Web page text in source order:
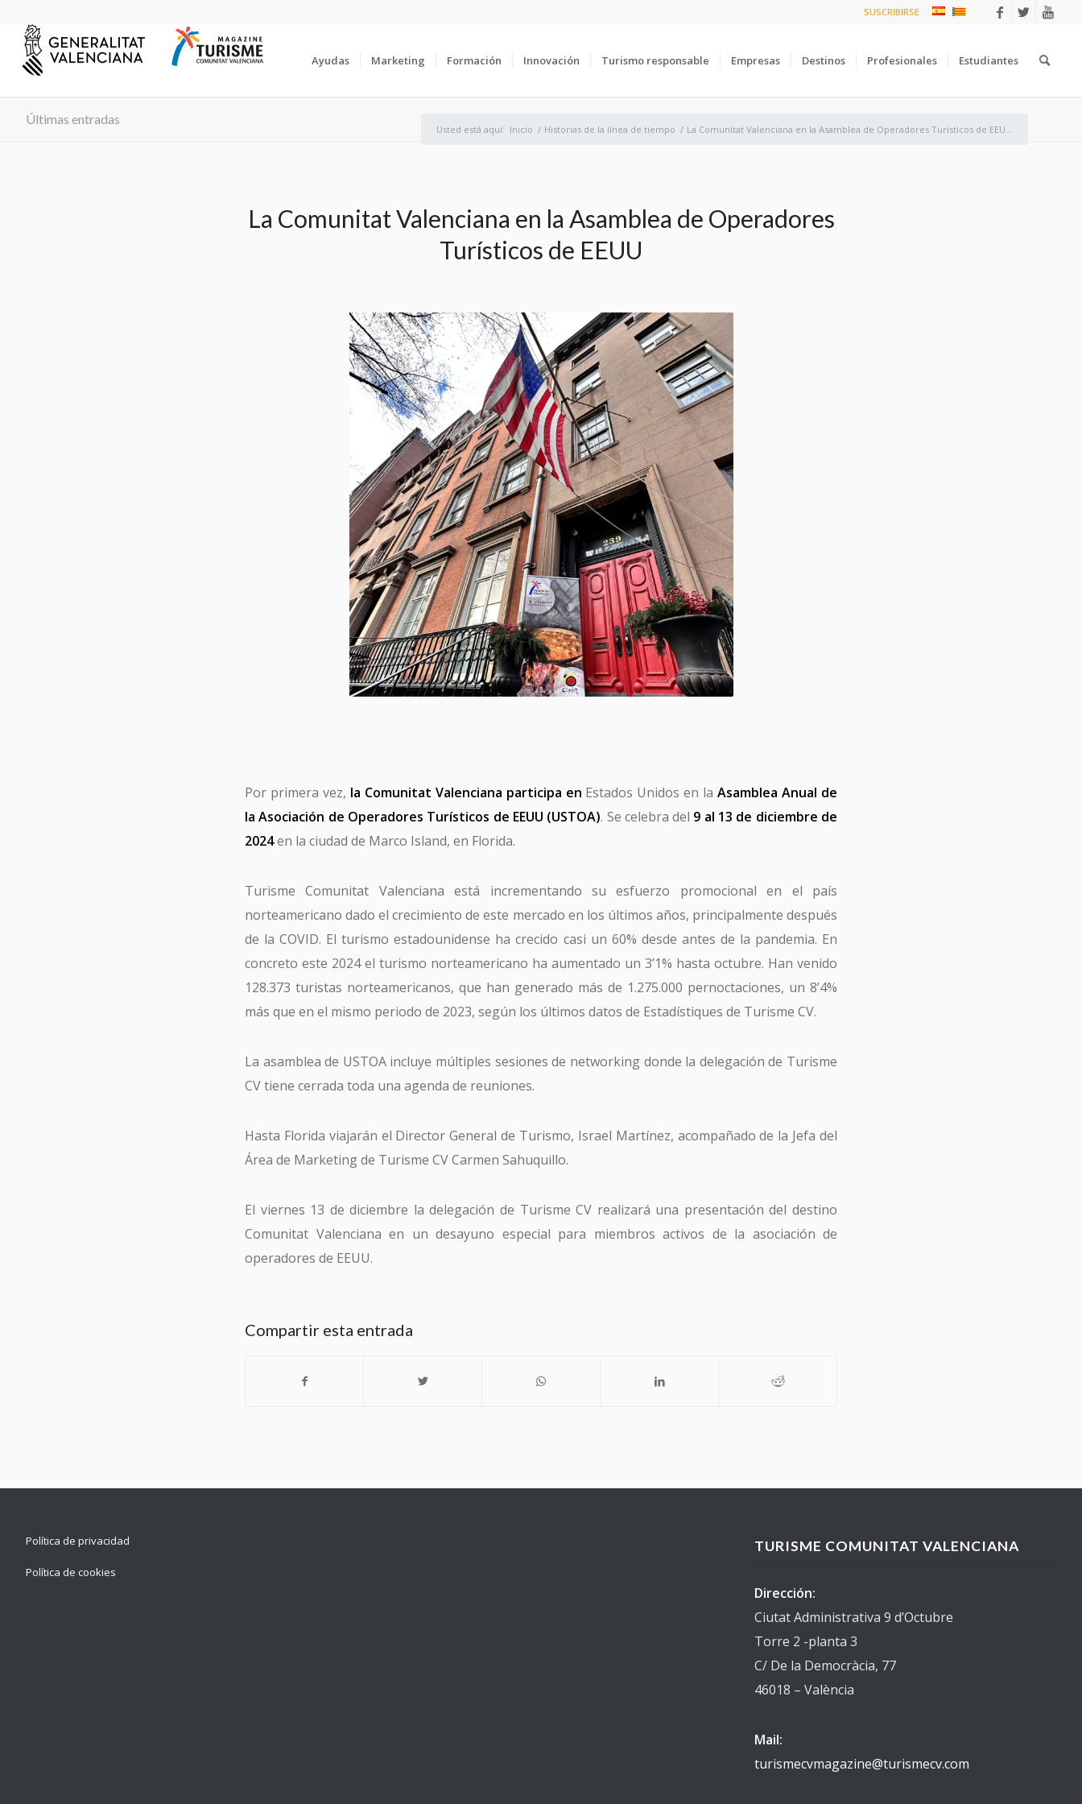
SUSCRÍBETE A TURISME CV MAGAZINE
SUSCRIBIRSE
Ayudas Marketing Formación Innovación Turismo responsable Empresas Destinos Profesionales Estudiantes
Últimas entradas
Usted está aquí: Inicio / Historias de la línea de tiempo / La Comunitat Valenciana en la Asamblea de Operadores Turísticos de EEU...
La Comunitat Valenciana en la Asamblea de Operadores
Turísticos de EEUU
Por primera vez, la Comunitat Valenciana participa en Estados Unidos en laAsamblea Anual de
la Asociación de Operadores Turísticos de EEUU (USTOA). Se celebra del 9 al 13 de diciembre de
2024en la ciudad de Marco Island, en Florida.
Turisme Comunitat Valenciana está incrementando su esfuerzo promocional en el país
norteamericano dado el crecimiento de este mercado en los últimos años, principalmente después
de la COVID. El turismo estadounidense ha crecido casi un 60% desde antes de la pandemia. En
concreto este 2024 el turismo norteamericano ha aumentado un 3’1% hasta octubre. Han venido
128.373 turistas norteamericanos, que han generado más de 1.275.000 pernoctaciones, un 8’4%
más que en el mismo periodo de 2023, según los últimos datos de Estadístiques de Turisme CV.
La asamblea de USTOA incluye múltiples sesiones de networking donde la delegación de Turisme
CV tiene cerrada toda una agenda de reuniones.
Hasta Florida viajarán el Director General de Turismo, Israel Martínez, acompañado de la Jefa del
Área de Marketing de Turisme CV Carmen Sahuquillo.
El viernes 13 de diciembre la delegación de Turisme CV realizará una presentación del destino
Comunitat Valenciana en un desayuno especial para miembros activos de la asociación de
operadores de EEUU.
Compartir esta entrada
Política de privacidad
Política de cookies
TURISME COMUNITAT VALENCIANA
Dirección:
Ciutat Administrativa 9 d’Octubre
Torre 2 -planta 3
C/ De la Democràcia, 77
46018 – València
Mail:
turismecvmagazine@turismecv.com